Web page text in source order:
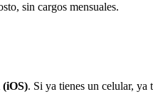
sin cargos mensuales.
(iOS). Si ya tienes un celular, ya